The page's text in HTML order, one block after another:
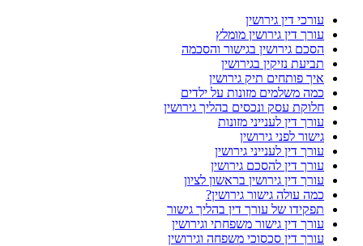
עורכי דין גירושין
עורך דין גירושין מומלץ
הסכם גירושין בגישור והסכמה
תביעת נזיקין בגירושין
איך פותחים תיק גירושין
כמה משלמים מזונות על ילדים
חלוקת עסק ונכסים בהליך גירושין
עורך דין לענייני מזונות
גישור לפני גירושין
עורך דין לענייני גירושין
עורך דין להסכם גירושין
עורך דין גירושין בראשון לציון
כמה עולה גישור גירושין?
תפקידו של עורך דין בהליך גישור
עורך דין גישור משפחתי וגירושין
עורך דין סכסוכי משפחה וגירושין